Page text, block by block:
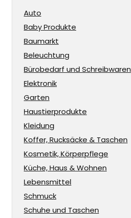
Auto
Baby Produkte
Baumarkt
Beleuchtung
Bürobedarf und Schreibwaren
Elektronik
Garten
Haustierprodukte
Kleidung
Koffer, Rucksäcke & Taschen
Kosmetik, Körperpflege
Küche, Haus & Wohnen
Lebensmittel
Schmuck
Schuhe und Taschen